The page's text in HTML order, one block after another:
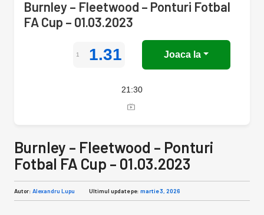
Burnley – Fleetwood – Ponturi Fotbal
FA Cup – 01.03.2023
1 1.31 Joaca la
21:30
Burnley – Fleetwood – Ponturi
Fotbal FA Cup – 01.03.2023
Autor: Alexandru Lupu Ultimul update pe: martie 3, 2026